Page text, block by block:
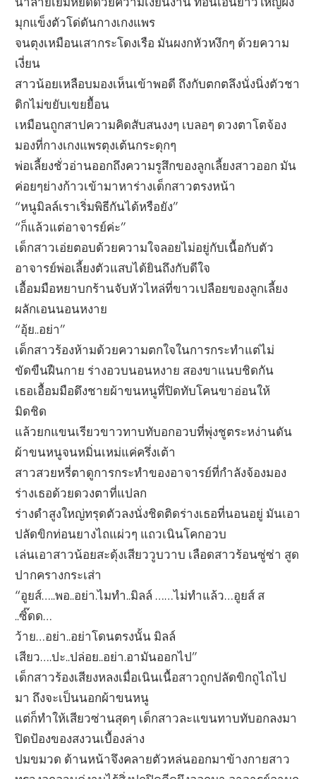
มุกแข็งตัวโด่ดันกางเกงแพร
จนตุงเหมือนเสากระโดงเรือ มันผงกหัวหงึกๆ ด้วยความ
เงี่ยน
สาวน้อยเหลือบมองเห็นเข้าพอดี ถึงกับตกตลึงนั่งนิ่งตัวชา
ดิกไม่ขยับเขยยื้อน
เหมือนถูกสาปความคิดสับสนงงๆ เบลอๆ ดวงตาโตจ้อง
มองที่กางเกงแพรตุงเต้นกระดุกๆ
พ่อเลี้ยงชั่วอ่านออกถึงความรูสึกของลูกเลี้ยงสาวออก มัน
ค่อยๆย่างก้าวเข้ามาหาร่างเด็กสาวตรงหน้า
“หนูมิลล์เราเริ่มพิธีกันได้หรือยัง”
“ก็แล้วแต่อาจารย์ค่ะ”
เด็กสาวเอ่ยตอบด้วยความใจลอยไม่อยู่กับเนื้อกับตัว
อาจารย์พ่อเลี้ยงตัวแสบได้ยินถึงกับดีใจ
เอื้อมมือหยาบกร้านจับหัวไหล่ที่ขาวเปลือยของลูกเลี้ยง
ผลักเอนนอนหงาย
“อุ้ย..อย่า”
เด็กสาวร้องห้ามด้วยความตกใจในการกระทำแต่ไม่
ขัดขืนฝืนกาย ร่างอวบนอนหงาย สองขาแนบชิดกัน
เธอเอื้อมมือดึงชายผ้าขนหนูที่ปิดทับโคนขาอ่อนให้
มิดชิด
แล้วยกแขนเรียวขาวทาบทับอกอวบที่พุ่งชูตระหง่านดัน
ผ้าขนหนูจนหมิ่นเหม่แค่ครึ่งเต้า
สาวสวยหรี่ตาดูการกระทำของอาจารย์ที่กำลังจ้องมอง
ร่างเธอด้วยดวงตาที่แปลก
ร่างดำสูงใหญ่ทรุดตัวลงนั่งชิดติดร่างเธอที่นอนอยู่ มันเอา
ปลัดขิกท่อนยางไถแผ่วๆ แถวเนินโคกอวบ
เล่นเอาสาวน้อยสะดุ้งเสียววูบวาบ เลือดสาวร้อนซู่ซ่า สูด
ปากครางกระเส่า
“อูยส์…..พอ..อย่า.ไมทำ..มิลล์ ……ไม่ทำแล้ว…อูยส์ ส
..ซิ๊ดด…
ว้าย…อย่า..อย่าโดนตรงนั้น มิลล์
เสียว….ปะ..ปล่อย..อย่า.อามันออกไป”
เด็กสาวร้องเสียงหลงเมื่อเนินเนื้อสาวถูกปลัดขิกถูไถไป
มา ถึงจะเป็นนอกผ้าขนหนู
แต่ก็ทำให้เสียวซ่านสุดๆ เด็กสาวละแขนทาบทับอกลงมา
ปิดป้องของสงวนเบื้องล่าง
ปมขมวด ด้านหน้าจึงคลายตัวหล่นออกมาข้างกายสาว